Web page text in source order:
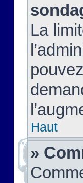
La
Haut
»